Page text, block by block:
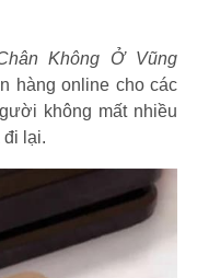
Không Ở Vũng
hàng online cho các
không mất nhiều
đi lại.